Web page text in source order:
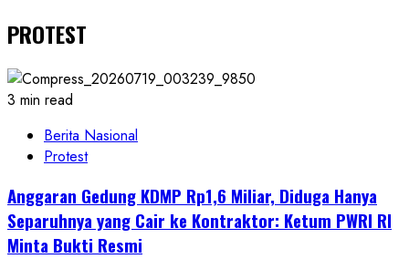
PROTEST
3 min read
Berita Nasional
Protest
Anggaran Gedung KDMP Rp1,6 Miliar, Diduga Hanya
Separuhnya yang Cair ke Kontraktor: Ketum PWRI RI
Minta Bukti Resmi